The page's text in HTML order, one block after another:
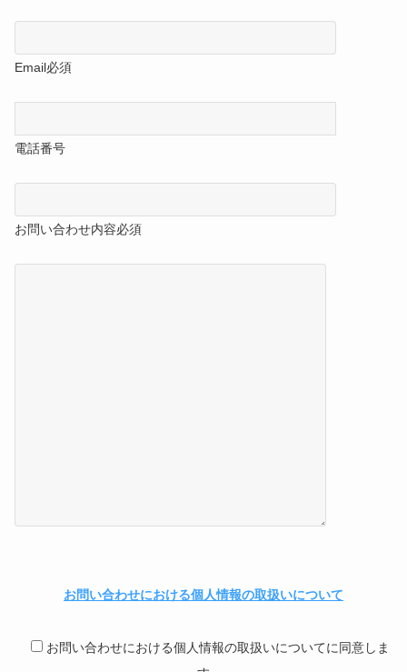
Email必須
電話番号
お問い合わせ内容必須
お問い合わせにおける個人情報の取扱いについて
お問い合わせにおける個人情報の取扱いについてに同意しま